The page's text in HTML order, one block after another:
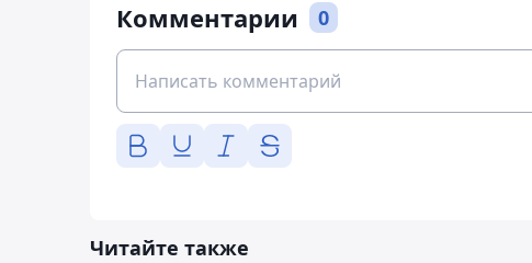
Комментарии 0
Читайте также